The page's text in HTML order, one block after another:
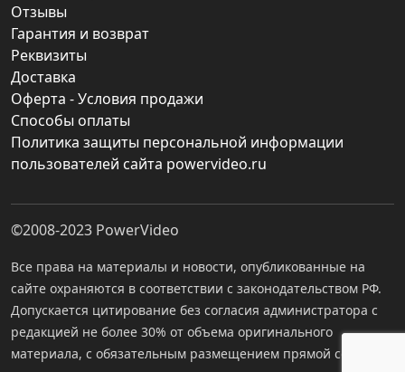
Отзывы
Гарантия и возврат
Реквизиты
Доставка
Оферта - Условия продажи
Способы оплаты
Политика защиты персональной информации
пользователей сайта powervideo.ru
©2008-2023 PowerVideo
Все права на материалы и новости, опубликованные на
сайте охраняются в соответствии с законодательством РФ.
Допускается цитирование без согласия администратора с
редакцией не более 30% от объема оригинального
материала, с обязательным размещением прямой ссылки